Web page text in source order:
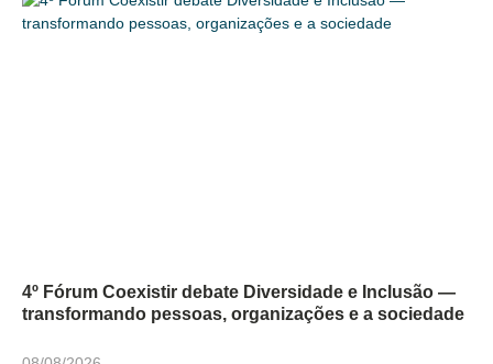
4º Fórum Coexistir debate Diversidade e Inclusão —
transformando pessoas, organizações e a sociedade